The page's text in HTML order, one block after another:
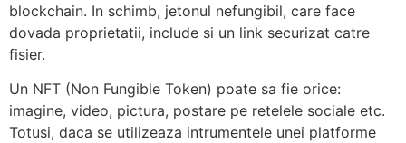
blockchain. In schimb, jetonul nefungibil, care face
dovada proprietatii, include si un link securizat catre
fisier.
Un NFT (Non Fungible Token) poate sa fie orice:
imagine, video, pictura, postare pe retelele sociale etc.
Totusi, daca se utilizeaza intrumentele unei platforme